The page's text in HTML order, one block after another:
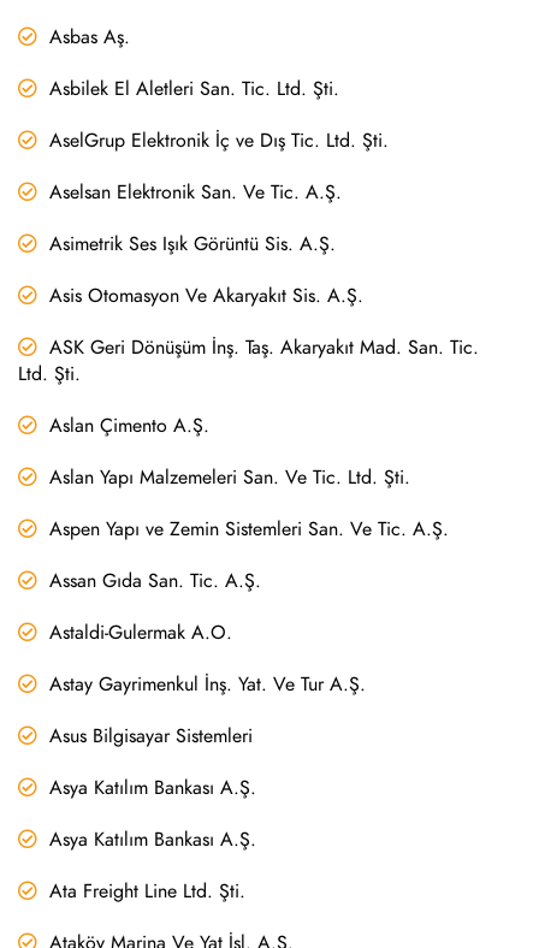
Asbas Aş.
Asbilek El Aletleri San. Tic. Ltd. Şti.
AselGrup Elektronik İç ve Dış Tic. Ltd. Şti.
Aselsan Elektronik San. Ve Tic. A.Ş.
Asimetrik Ses Işık Görüntü Sis. A.Ş.
Asis Otomasyon Ve Akaryakıt Sis. A.Ş.
ASK Geri Dönüşüm İnş. Taş. Akaryakıt Mad. San. Tic.
Ltd. Şti.
Aslan Çimento A.Ş.
Aslan Yapı Malzemeleri San. Ve Tic. Ltd. Şti.
Aspen Yapı ve Zemin Sistemleri San. Ve Tic. A.Ş.
Assan Gıda San. Tic. A.Ş.
Astaldi-Gulermak A.O.
Astay Gayrimenkul İnş. Yat. Ve Tur A.Ş.
Asus Bilgisayar Sistemleri
Asya Katılım Bankası A.Ş.
Asya Katılım Bankası A.Ş.
Ata Freight Line Ltd. Şti.